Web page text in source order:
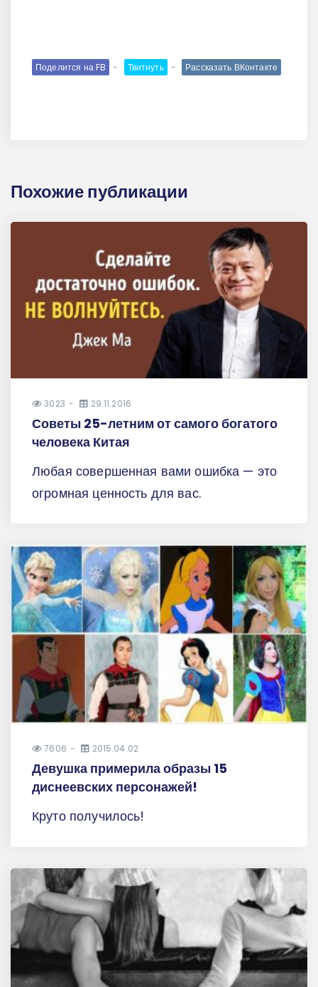
Поделится на FB Твитнуть Рассказать ВКонтакте
Похожие публикации
3023 29.11.2016
Советы 25-летним от самого богатого
человека Китая
Любая совершенная вами ошибка — это
огромная ценность для вас.
7606 2015.04.02
Девушка примерила образы 15
диснеевских персонажей!
Круто получилось!